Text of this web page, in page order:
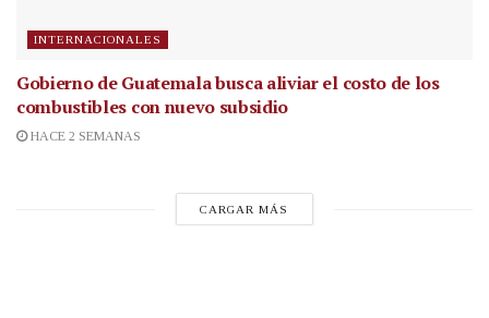
INTERNACIONALES
Gobierno de Guatemala busca aliviar el costo de los
combustibles con nuevo subsidio
HACE 2 SEMANAS
CARGAR MÁS